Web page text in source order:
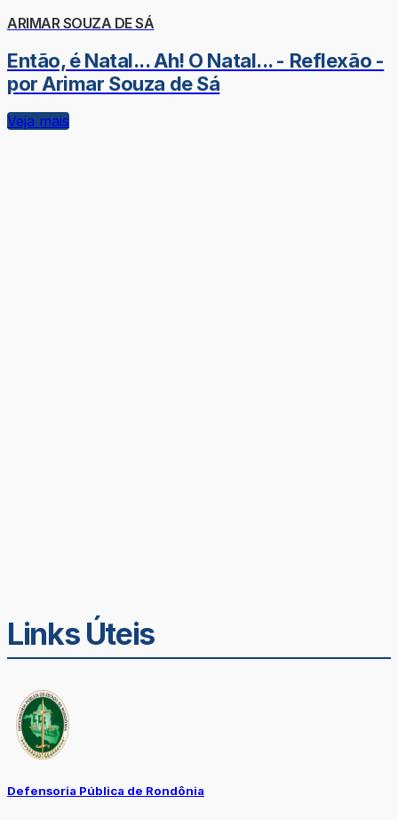
ARIMAR SOUZA DE SÁ
Então, é Natal... Ah! O Natal... - Reflexão -
por Arimar Souza de Sá
Veja mais
Links Úteis
Defensoria Pública de Rondônia